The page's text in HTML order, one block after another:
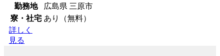
勤務地
広島県 三原市
寮・社宅 あり（無料）
詳しく
見る